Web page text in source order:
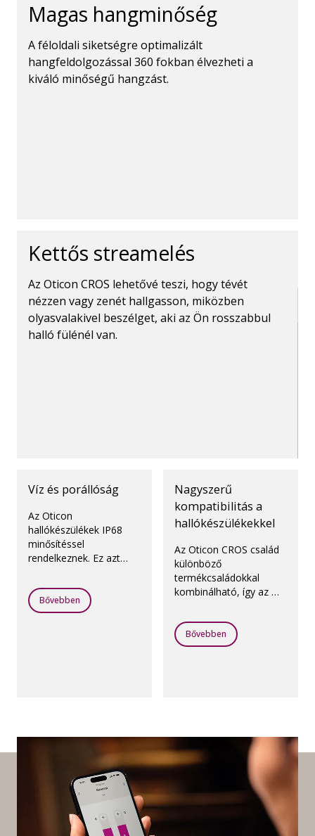
Magas hangminőség
A féloldali siketségre optimalizált
hangfeldolgozással 360 fokban élvezheti a
kiváló minőségű hangzást.
Kettős streamelés
Az Oticon CROS lehetővé teszi, hogy tévét
nézzen vagy zenét hallgasson, miközben
olyasvalakivel beszélget, aki az Ön rosszabbul
halló fülénél van.
Víz és porállóság
Az Oticon
hallókészülékek IP68
minősítéssel
rendelkeznek. Ez azt
a nedvességnek és a
pornak.
Bővebben
Nagyszerű
kompatibilitás a
hallókészülékekkel
Az Oticon CROS család
különböző
termékcsaládokkal
kombinálható, így az Ön
megoldást kaphatja.
Bővebben